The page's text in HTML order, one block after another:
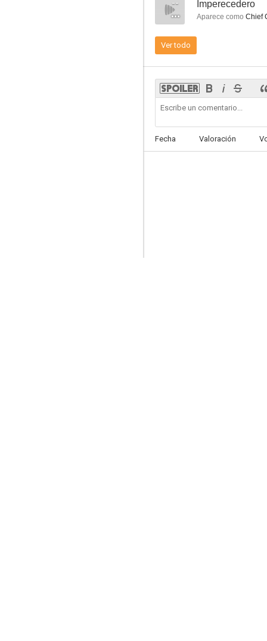
-- Imperecedero
Aparece como Chief
Ver todo
Fecha Valoración